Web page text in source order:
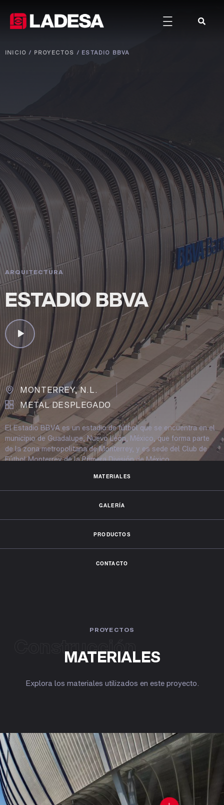
INICIO / PROYECTOS / ESTADIO BBVA
ARQUITECTURA
ESTADIO BBVA
MONTERREY, N.L.
METAL DESPLEGADO
El Estadio BBVA es un estadio de fútbol que se encuentra en el
municipio de Guadalupe, Nuevo León, México, que forma parte
de la zona metropolitana de Monterrey, y es sede del Club de
Fútbol Monterrey de la Primera División de México.
MATERIALES
GALERÍA
PRODUCTOS
CONTACTO
Construcción
PROYECTOS
MATERIALES
Explora los materiales utilizados en este proyecto.